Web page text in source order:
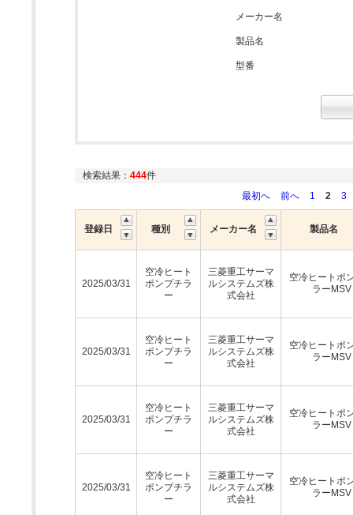
メーカー名
製品名
型番
検索結果： 444件
最初へ
前へ 1 2 3
登録日 種別 メーカー名 製品名
2025/03/31
空冷ヒート
ポンプチラ
ー
三菱重工サーマ
ルシステムズ株
式会社
空冷ヒートポ
ラーMSV
2025/03/31
空冷ヒート
ポンプチラ
ー
三菱重工サーマ
ルシステムズ株
式会社
空冷ヒートポ
ラーMSV
2025/03/31
空冷ヒート
ポンプチラ
ー
三菱重工サーマ
ルシステムズ株
式会社
空冷ヒートポ
ラーMSV
2025/03/31
空冷ヒート
ポンプチラ
ー
三菱重工サーマ
ルシステムズ株
式会社
空冷ヒートポ
ラーMSV